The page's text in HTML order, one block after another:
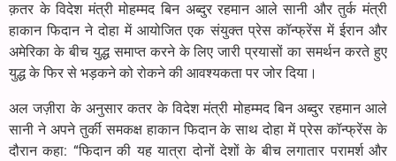
क़तर के विदेश मंत्री मोहम्मद बिन अब्दुर रहमान आले सानी और तुर्क मंत्री
हाकान फिदान ने दोहा में आयोजित एक संयुक्त प्रेस कॉन्फ्रेंस में ईरान और
अमेरिका के बीच युद्ध समाप्त करने के लिए जारी प्रयासों का समर्थन करते हुए
युद्ध के फिर से भड़कने को रोकने की आवश्यकता पर जोर दिया।
अल जज़ीरा के अनुसार कतर के विदेश मंत्री मोहम्मद बिन अब्दुर रहमान आले
सानी ने अपने तुर्की समकक्ष हाकान फिदान के साथ दोहा में प्रेस कॉन्फ्रेंस के
दौरान कहा: “फिदान की यह यात्रा दोनों देशों के बीच लगातार परामर्श और